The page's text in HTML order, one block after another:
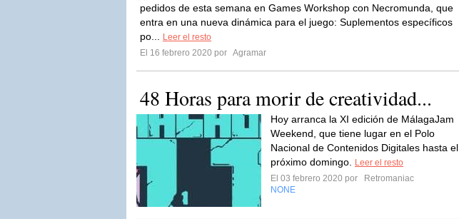
pedidos de esta semana en Games Workshop con Necromunda, que
entra en una nueva dinámica para el juego: Suplementos específicos
po...
Leer el resto
El 16 febrero 2020 por Agramar
48 Horas para morir de creatividad...
Hoy arranca la XI edición de MálagaJam
Weekend, que tiene lugar en el Polo
Nacional de Contenidos Digitales hasta el
próximo domingo.
Leer el resto
El 03 febrero 2020 por
Retromaniac
NONE